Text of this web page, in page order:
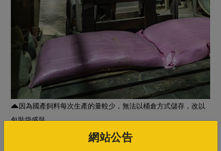
因為國產飼料每次生產的量較少，無法以桶倉方式儲存，改以
包裝袋盛裝。
網站公告